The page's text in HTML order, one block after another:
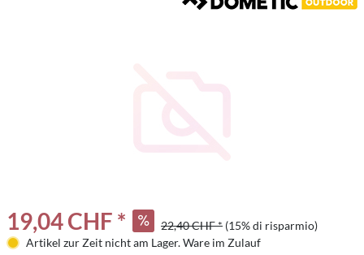
19,04 CHF * 22,40 CHF * (15% di risparmio)
Artikel zur Zeit nicht am Lager. Ware im Zulauf